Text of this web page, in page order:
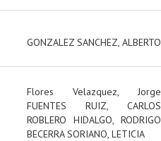
GONZALEZ SANCHEZ, ALBERTO
Flores Velazquez, Jorge
FUENTES RUIZ, CARLOS
ROBLERO HIDALGO, RODRIGO
BECERRA SORIANO, LETICIA